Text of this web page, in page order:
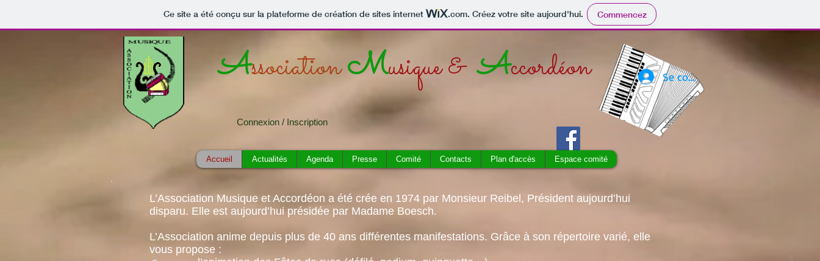
Ce site a été conçu sur la plateforme de création de sites internet .com. Créez votre site aujourd'hui. Commencez
AssociationMusique & Accordéon
Connexion / Inscription
Se connecter
Accueil Actualités Agenda Presse Comité Contacts Plan d'accès Espace comité
L’Association Musique et Accordéon a été crée en 1974 par Monsieur Reibel, Président aujourd’hui
disparu. Elle est aujourd’hui présidée par Madame Boesch.
L’Association anime depuis plus de 40 ans différentes manifestations. Grâce à son répertoire varié, elle
vous propose :